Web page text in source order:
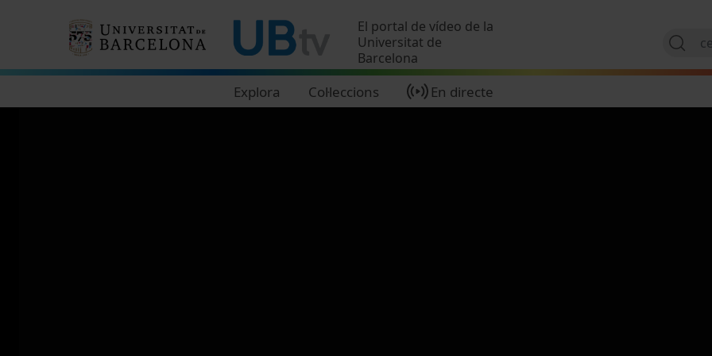
El portal de vídeo de la
Universitat de
Barcelona
Explora Col·leccions En directe